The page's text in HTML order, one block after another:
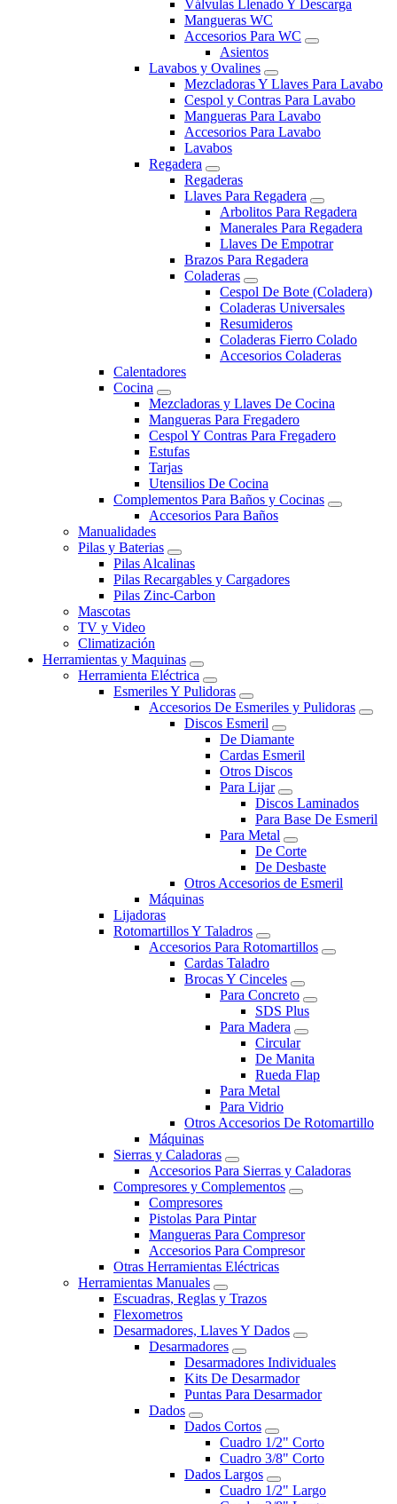
Válvulas Llenado Y Descarga
Mangueras WC
Accesorios Para WC
Asientos
Lavabos y Ovalines
Mezcladoras Y Llaves Para Lavabo
Cespol y Contras Para Lavabo
Mangueras Para Lavabo
Accesorios Para Lavabo
Lavabos
Regadera
Regaderas
Llaves Para Regadera
Arbolitos Para Regadera
Manerales Para Regadera
Llaves De Empotrar
Brazos Para Regadera
Coladeras
Cespol De Bote (Coladera)
Coladeras Universales
Resumideros
Coladeras Fierro Colado
Accesorios Coladeras
Calentadores
Cocina
Mezcladoras y Llaves De Cocina
Mangueras Para Fregadero
Cespol Y Contras Para Fregadero
Estufas
Tarjas
Utensilios De Cocina
Complementos Para Baños y Cocinas
Accesorios Para Baños
Manualidades
Pilas y Baterias
Pilas Alcalinas
Pilas Recargables y Cargadores
Pilas Zinc-Carbon
Mascotas
TV y Video
Climatización
Herramientas y Maquinas
Herramienta Eléctrica
Esmeriles Y Pulidoras
Accesorios De Esmeriles y Pulidoras
Discos Esmeril
De Diamante
Cardas Esmeril
Otros Discos
Para Lijar
Discos Laminados
Para Base De Esmeril
Para Metal
De Corte
De Desbaste
Otros Accesorios de Esmeril
Máquinas
Lijadoras
Rotomartillos Y Taladros
Accesorios Para Rotomartillos
Cardas Taladro
Brocas Y Cinceles
Para Concreto
SDS Plus
Para Madera
Circular
De Manita
Rueda Flap
Para Metal
Para Vidrio
Otros Accesorios De Rotomartillo
Máquinas
Sierras y Caladoras
Accesorios Para Sierras y Caladoras
Compresores y Complementos
Compresores
Pistolas Para Pintar
Mangueras Para Compresor
Accesorios Para Compresor
Otras Herramientas Eléctricas
Herramientas Manuales
Escuadras, Reglas y Trazos
Flexometros
Desarmadores, Llaves Y Dados
Desarmadores
Desarmadores Individuales
Kits De Desarmador
Puntas Para Desarmador
Dados
Dados Cortos
Cuadro 1/2" Corto
Cuadro 3/8" Corto
Dados Largos
Cuadro 1/2" Largo